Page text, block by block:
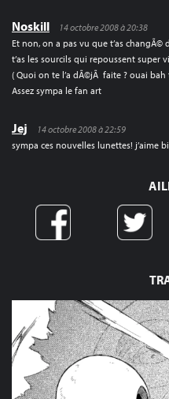
Noskill
14 octobre 2008 à 20:38
Et non, on a pas vu que t’as
t’as les sourcils qui repoussent super
( Quoi on te l’a dÃ©jÃ faite ? ouai bah
Assez sympa le fan art
Jej
14 octobre 2008 à 22:59
sympa ces nouvelles lunettes! j’aime